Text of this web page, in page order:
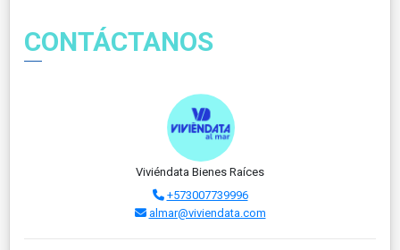
CONTÁCTANOS
Viviéndata Bienes Raíces
+573007739996
almar@viviendata.com